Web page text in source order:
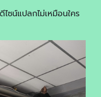
ไซน์แปลกไม่เหมือนใคร